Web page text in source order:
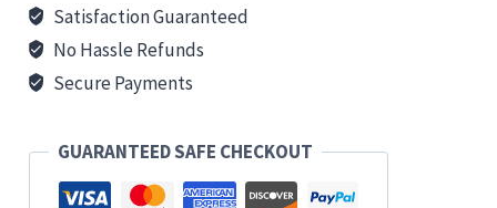
Satisfaction Guaranteed
No Hassle Refunds
Secure Payments
GUARANTEED SAFE CHECKOUT